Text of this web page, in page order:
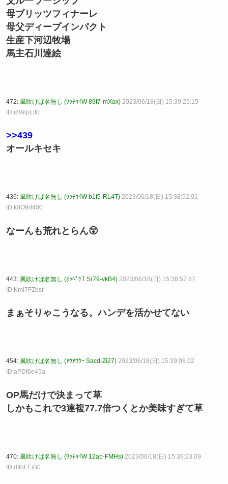
母ブリッツフィナーレ
母父ディープインパクト
生産下河辺牧場
馬主石川達絵
472: 風吹けば名無し (ﾜｯﾁｮｲW 89f7-mXax) 2023/06/18(日) 15:39:25.15
ID:i8WipLtI0
>>439
オールキセキ
436: 風吹けば名無し (ﾜｯﾁｮｲW b1f5-RL4T) 2023/06/18(日) 15:38:52.91
ID:k0O9rI400
なーんも荒れとらん😲
443: 風吹けば名無し (ｵｯﾍﾟｹT Sr79-vkB4) 2023/06/18(日) 15:38:57.87
ID:Kml7FZbsr
まぁそりゃこうなる。ハンデを活かせてない
454: 風吹けば名無し (ｱｳｱｳｳｰ Sacd-Zi27) 2023/06/18(日) 15:39:08.02
ID:aPDt6e45a
OP馬だけで決まって草
しかもこれで3連複77.7倍つくとか美味すぎて草
470: 風吹けば名無し (ﾜｯﾁｮｲW 12ab-FMHs) 2023/06/18(日) 15:39:23.09
ID:dIfbFEiB0